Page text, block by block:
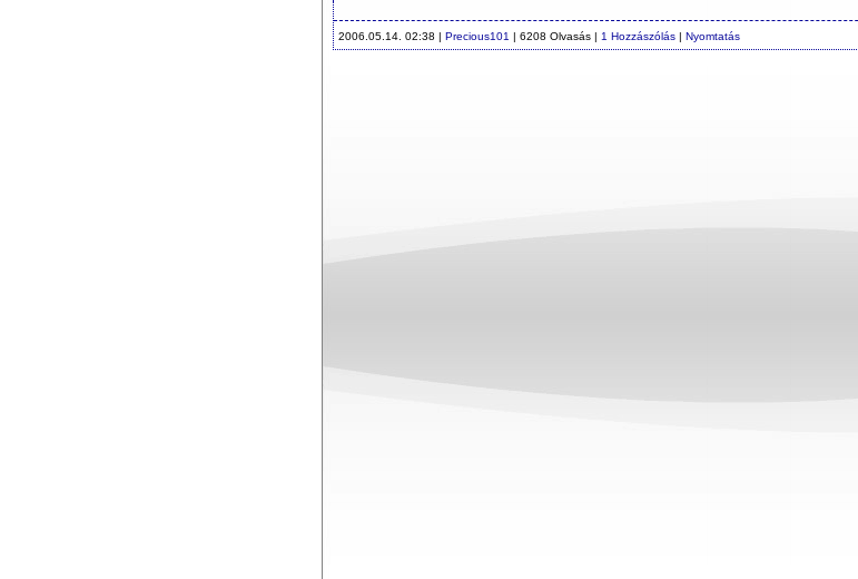
2006.05.14. 02:38 | Precious101 | 6208 Olvasás | 1 Hozzászólás | Nyomtatás